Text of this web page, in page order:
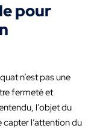
pour
n’est pas une
fermeté et
l’objet du
capter l’attention du